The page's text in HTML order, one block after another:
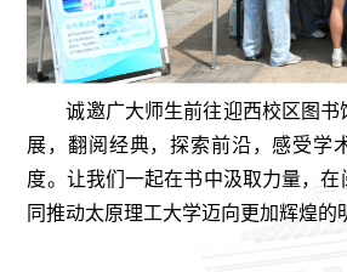
诚邀广大师生前往迎西校区图
展，翻阅经典，探索前沿，感受学
度。让我们一起在书中汲取力量，
同推动太原理工大学迈向更加辉煌的